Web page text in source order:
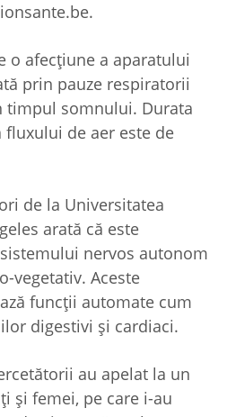
o afecțiune a aparatului
prin pauze respiratorii
timpul somnului. Durata
de aer este de
de la Universitatea
arată că este
nervos autonom
vegetativ. Aceste
funcții automate cum
digestivi și cardiaci.
au apelat la un
și femei, pe care i-au